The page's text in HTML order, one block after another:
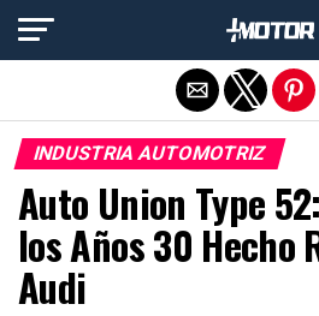
INDUSTRIA AUTOMOTRIZ
Auto Union Type
los Años 30 Hecho
Audi
Salir de la